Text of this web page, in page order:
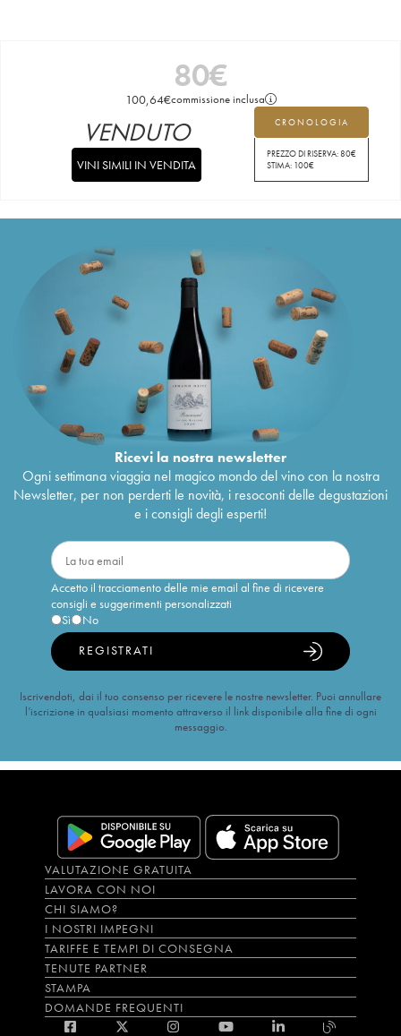
80€
100,64€commissione inclusa
CRONOLOGIA
PREZZO DI RISERVA:80€
STIMA: 100€
VENDUTO
VINI SIMILI IN VENDITA
Ricevi la nostra newsletter
Ogni settimana viaggia nel magico mondo del vino con la nostra
Newsletter, per non perderti le novità, i resoconti delle degustazioni
e i consigli degli esperti!
Accetto il tracciamento delle mie email al fine di ricevere
consigli e suggerimenti personalizzati
Sì
No
REGISTRATI
Iscrivendoti, dai il tuo consenso per ricevere le nostre newsletter. Puoi annullare
l’iscrizione in qualsiasi momento attraverso il link disponibile alla fine di ogni
messaggio.
VALUTAZIONE GRATUITA
LAVORA CON NOI
CHI SIAMO?
I NOSTRI IMPEGNI
TARIFFE E TEMPI DI CONSEGNA
TENUTE PARTNER
STAMPA
DOMANDE FREQUENTI